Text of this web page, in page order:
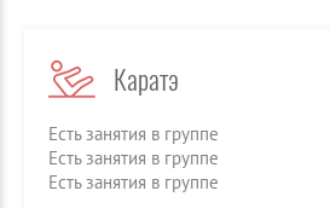
Каратэ
Есть занятия в группе
Есть занятия в группе
Есть занятия в группе